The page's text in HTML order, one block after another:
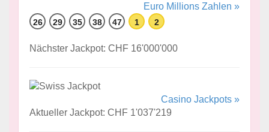
Euro Millions Zahlen »
26 29 35 38 47 1 2
Nächster Jackpot: CHF 16'000'000
Casino Jackpots »
Aktueller Jackpot: CHF 1'037'219